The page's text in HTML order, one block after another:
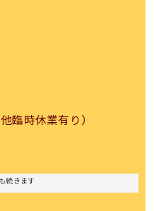
臨時休業有り）
続きます